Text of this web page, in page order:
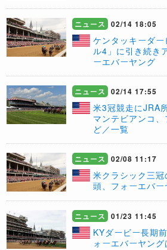
ニュース 02/14 18:05
ケンタッキーダ
ル4」に引き続き
ーエバーヤング
ニュース 02/14 17:55
米3冠競走にJRA
マンテビアンコ
ど／一覧
ニュース 02/08 11:17
米クラシック三
頭、フォーエバ
ニュース 01/23 11:45
KYダービー長期
ォーエバーヤン